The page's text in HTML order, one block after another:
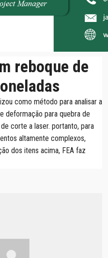
reboque de
como método para analisar a
deformação para quebra de
corte a laser. portanto, para
altamente complexos,
dos itens acima, FEA faz